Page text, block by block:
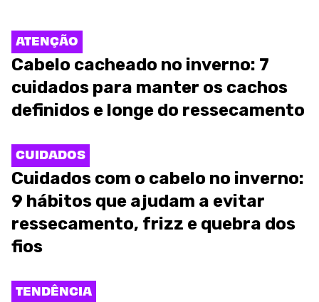
ATENÇÃO
Cabelo cacheado no inverno: 7
cuidados para manter os cachos
definidos e longe do ressecamento
CUIDADOS
Cuidados com o cabelo no inverno:
9 hábitos que ajudam a evitar
ressecamento, frizz e quebra dos
fios
TENDÊNCIA